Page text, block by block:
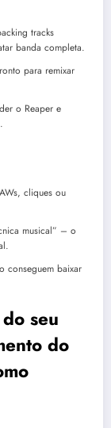
tracks
banda completa.
para remixar
o Reaper e
cliques ou
musical” – o
conseguem baixar
seu
do